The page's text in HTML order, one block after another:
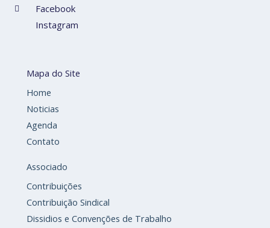
Facebook
Instagram
Mapa do Site
Home
Noticias
Agenda
Contato
Associado
Contribuições
Contribuição Sindical
Dissidios e Convenções de Trabalho